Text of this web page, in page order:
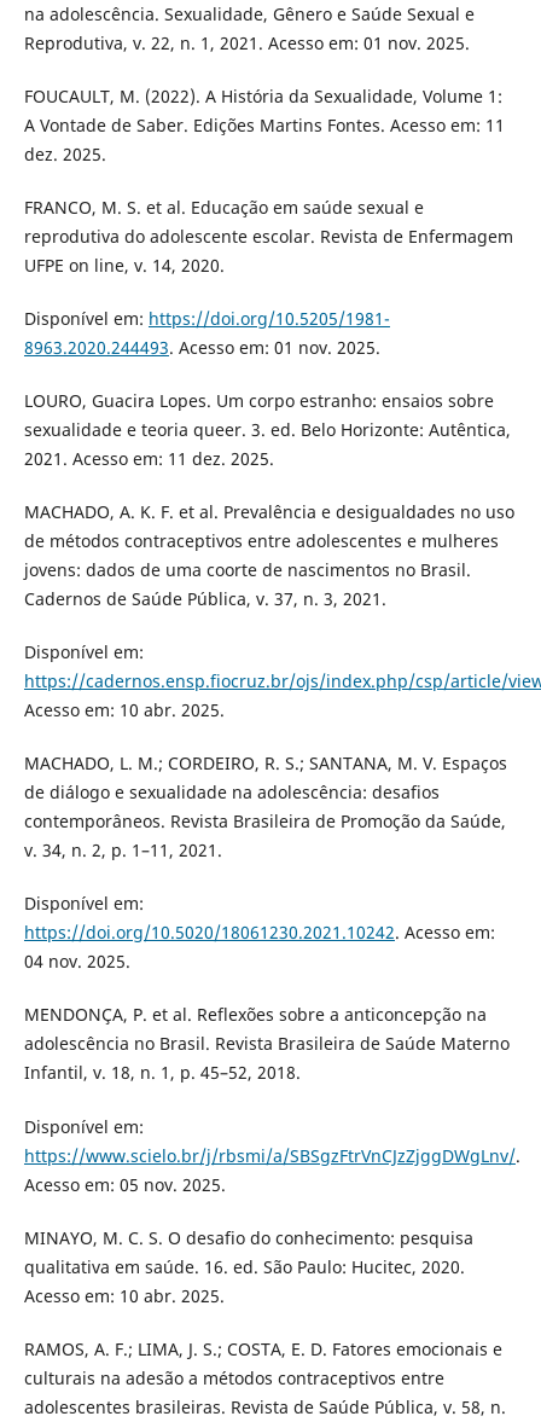
na adolescência. Sexualidade, Gênero e Saúde Sexual e
Reprodutiva, v. 22, n. 1, 2021. Acesso em: 01 nov. 2025.
FOUCAULT, M. (2022). A História da Sexualidade, Volume 1:
A Vontade de Saber. Edições Martins Fontes. Acesso em: 11
dez. 2025.
FRANCO, M. S. et al. Educação em saúde sexual e
reprodutiva do adolescente escolar. Revista de Enfermagem
UFPE on line, v. 14, 2020.
Disponível em: https://doi.org/10.5205/1981-
8963.2020.244493. Acesso em: 01 nov. 2025.
LOURO, Guacira Lopes. Um corpo estranho: ensaios sobre
sexualidade e teoria queer. 3. ed. Belo Horizonte: Autêntica,
2021. Acesso em: 11 dez. 2025.
MACHADO, A. K. F. et al. Prevalência e desigualdades no uso
de métodos contraceptivos entre adolescentes e mulheres
jovens: dados de uma coorte de nascimentos no Brasil.
Cadernos de Saúde Pública, v. 37, n. 3, 2021.
Disponível em:
https://cadernos.ensp.fiocruz.br/ojs/index.php/csp/article/
Acesso em: 10 abr. 2025.
MACHADO, L. M.; CORDEIRO, R. S.; SANTANA, M. V. Espaços
de diálogo e sexualidade na adolescência: desafios
contemporâneos. Revista Brasileira de Promoção da Saúde,
v. 34, n. 2, p. 1–11, 2021.
Disponível em:
https://doi.org/10.5020/18061230.2021.10242. Acesso em:
04 nov. 2025.
MENDONÇA, P. et al. Reflexões sobre a anticoncepção na
adolescência no Brasil. Revista Brasileira de Saúde Materno
Infantil, v. 18, n. 1, p. 45–52, 2018.
Disponível em:
https://www.scielo.br/j/rbsmi/a/SBSgzFtrVnCJzZjggDWgLnv/.
Acesso em: 05 nov. 2025.
MINAYO, M. C. S. O desafio do conhecimento: pesquisa
qualitativa em saúde. 16. ed. São Paulo: Hucitec, 2020.
Acesso em: 10 abr. 2025.
RAMOS, A. F.; LIMA, J. S.; COSTA, E. D. Fatores emocionais e
culturais na adesão a métodos contraceptivos entre
adolescentes brasileiras. Revista de Saúde Pública, v. 58, n.